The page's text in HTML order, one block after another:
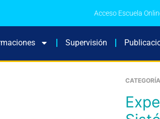
Acceso Escuela
Supervisión
Experto en Psicoterapia Emocional